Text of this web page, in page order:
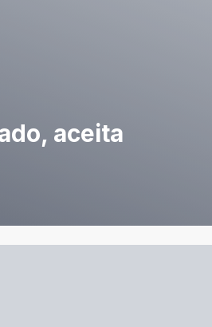
aceita